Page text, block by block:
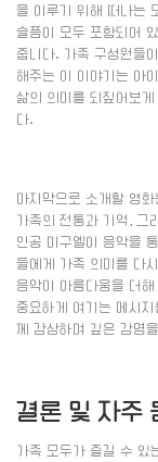
을 이루기 위해 떠나는
슬픔이 모두 포함되어
줍니다. 가족 구성원들
해주는 이 이야기는 아
삶의 의미를 되짚어보
다.
마지막으로 소개할 영화
가족의 전통과 기억, 그
인공 미구엘이 음악을
들에게 가족 의미를 다
음악이 아름다움을 더
중요하게 여기는 메시
께 감상하며 깊은 감명
결론 및 자주
가족 모두가 즐길 수 있